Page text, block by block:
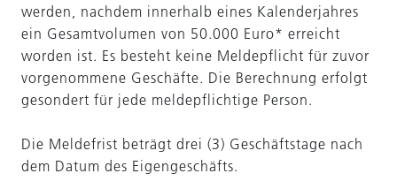
werden, nachdem innerhalb eines Kalenderjahres
ein Gesamtvolumen von 50.000 Euro* erreicht
worden ist. Es besteht keine Meldepflicht für zuvor
vorgenommene Geschäfte. Die Berechnung erfolgt
gesondert für jede meldepflichtige Person.
Die Meldefrist beträgt drei (3) Geschäftstage nach
dem Datum des Eigengeschäfts.